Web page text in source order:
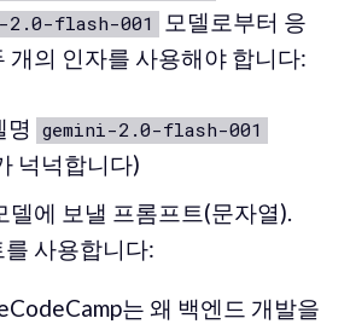
2.0-flash-001 모델로부터 응
개의 인자를 사용해야 합니다:
명 gemini-2.0-flash-001
넉넉합니다)
델에 보낼 프롬프트(문자열).
사용합니다:
는 왜 백엔드 개발을